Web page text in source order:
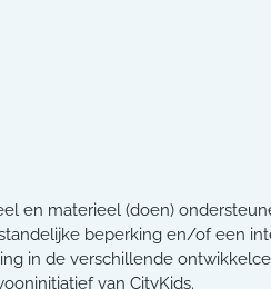
en materieel (doen)
beperking en/of een
in de verschillende
van CityKids.